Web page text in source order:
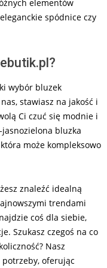
elementów
spódnice czy
wybór bluzek
stawiasz na jakość i
Ci czuć się modnie i
bluzka
może kompleksowo
znaleźć idealną
trendami
coś dla siebie,
Szukasz czegoś na co
Nasz
oferując